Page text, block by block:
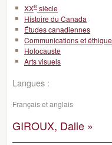
XXe siècle
Histoire du Canada
Études canadiennes
Communications et éthique
Holocauste
Arts visuels
Langues :
Français et anglais
GIROUX, Dalie »